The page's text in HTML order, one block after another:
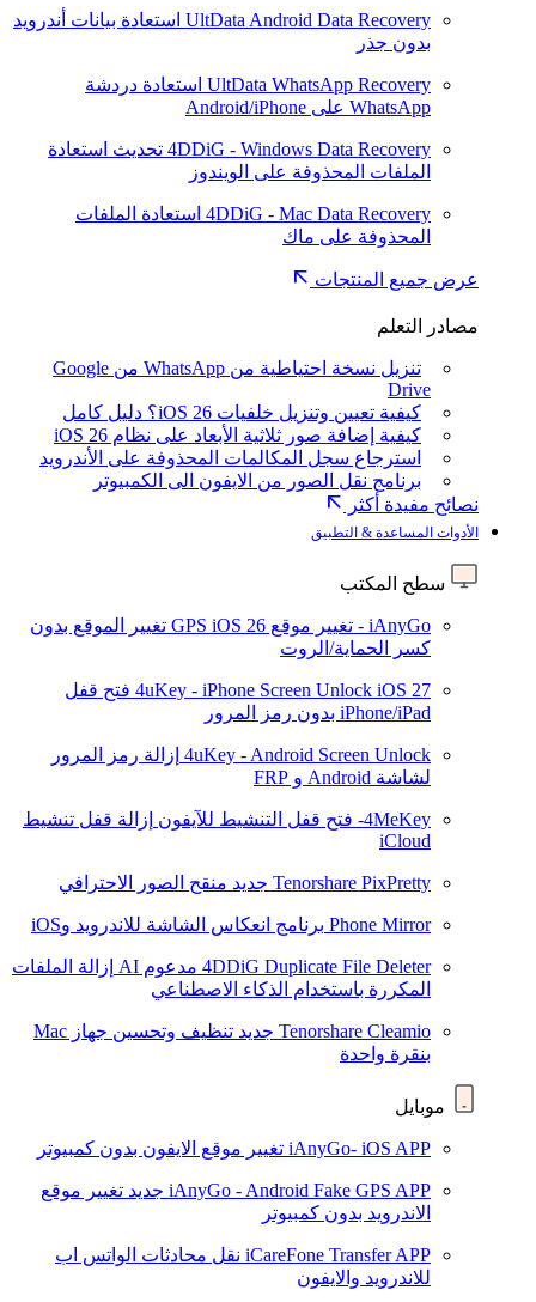
UltData Android Data Recovery استعادة بيانات أندرويد
بدون جذر
UltData WhatsApp Recovery استعادة دردشة
WhatsApp على Android/iPhone
4DDiG - Windows Data Recovery تحديث استعادة
الملفات المحذوفة على الويندوز
4DDiG - Mac Data Recovery استعادة الملفات
المحذوفة على ماك
عرض جميع المنتجات
مصادر التعلم
تنزيل نسخة احتياطية من WhatsApp من Google
Drive
كيفية تعيين وتنزيل خلفيات iOS 26؟ دليل كامل
كيفية إضافة صور ثلاثية الأبعاد على نظام iOS 26
استرجاع سجل المكالمات المحذوفة على الأندرويد
برنامج نقل الصور من الايفون الى الكمبيوتر
نصائح مفيدة أكثر
الأدوات المساعدة & التطبيق
سطح المكتب
iAnyGo - تغيير موقع GPS iOS 26
تغيير الموقع بدون
كسر الحماية/الروت
4uKey - iPhone Screen Unlock iOS 27
فتح قفل
iPhone/iPad بدون رمز المرور
4uKey - Android Screen Unlock إزالة رمز المرور
لشاشة Android و FRP
4MeKey- فتح قفل التنشيط للآيفون
إزالة قفل تنشيط
iCloud
Tenorshare PixPretty جديد منقح الصور الاحترافي
Phone Mirror برنامج انعكاس الشاشة للاندرويد وiOS
4DDiG Duplicate File Deleter مدعوم AI
إزالة الملفات
المكررة باستخدام الذكاء الاصطناعي
Tenorshare Cleamio جديد
تنظيف وتحسين جهاز Mac
بنقرة واحدة
موبايل
iAnyGo- iOS APP تغيير موقع الايفون بدون كمبيوتر
iAnyGo - Android Fake GPS APP جديد تغيير موقع
الاندرويد بدون كمبيوتر
iCareFone Transfer APP نقل محادثات الواتس اب
للاندرويد والايفون